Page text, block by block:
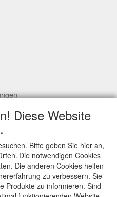
Diese Website
Bitte geben Sie hier an,
Die notwendigen Cookies
Die anderen Cookies helfen
zu verbessern. Sie
Produkte zu informieren. Sind